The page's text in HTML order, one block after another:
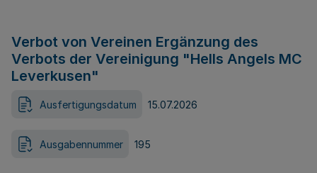
Verbot von Vereinen Ergänzung des
Verbots der Vereinigung "Hells Angels MC
Leverkusen"
Ausfertigungsdatum 15.07.2026
Ausgabennummer 195